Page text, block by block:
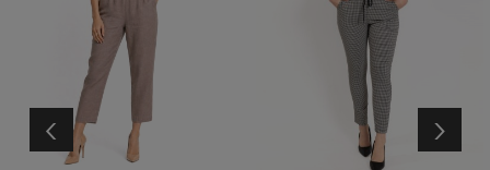
‹ ›